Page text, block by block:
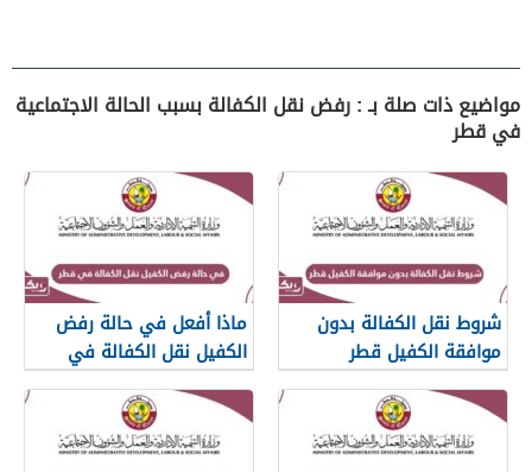
مواضيع ذات صلة بـ : رفض نقل الكفالة بسبب الحالة الاجتماعية
في قطر
شروط نقل الكفالة بدون
موافقة الكفيل قطر
ماذا أفعل في حالة رفض
الكفيل نقل الكفالة في
قطر